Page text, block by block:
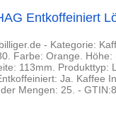
Entkoffeiniert
- Kategorie:
Farbe: Orange.
113mm. Produkttyp:
Ja. Kaffee
Mengen: 25. -